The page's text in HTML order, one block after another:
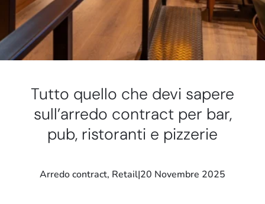
Stand e showroom
Tutto quello che devi sapere
sull’arredo contract per bar,
pub, ristoranti e pizzerie
Arredo contract, Retail|20 Novembre 2025